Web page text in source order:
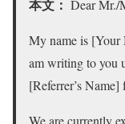
本文： Dear Mr./
My name is
am writing to you
[Referrer’s